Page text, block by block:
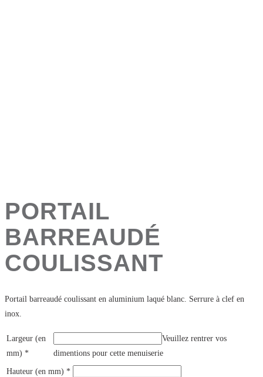
PORTAIL
BARREAUDÉ
COULISSANT
Portail barreaudé coulissant en aluminium laqué blanc. Serrure à clef en
inox.
Largeur (en
mm) *
Veuillez rentrer vos
dimentions pour cette menuiserie
Hauteur (en mm) *